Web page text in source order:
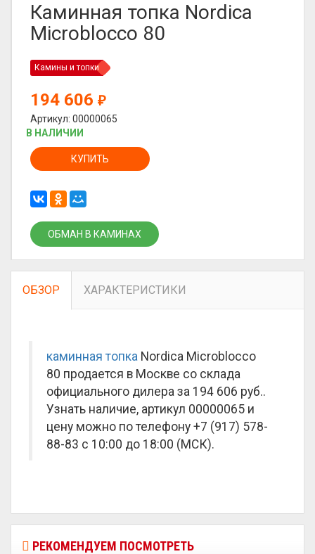
Каминная топка Nordica
Microblocco 80
Камины и топки
194 606 ₽
Артикул: 00000065
В НАЛИЧИИ
КУПИТЬ
ОБМАН В КАМИНАХ
ОБЗОР ХАРАКТЕРИСТИКИ
каминная топка Nordica Microblocco
80 продается в Москве со склада
официального дилера за 194 606 руб..
Узнать наличие, артикул 00000065 и
цену можно по телефону +7 (917) 578-
88-83 с 10:00 до 18:00 (МСК).
РЕКОМЕНДУЕМ ПОСМОТРЕТЬ